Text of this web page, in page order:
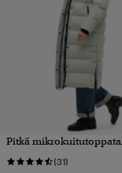
Pitkä
(31)